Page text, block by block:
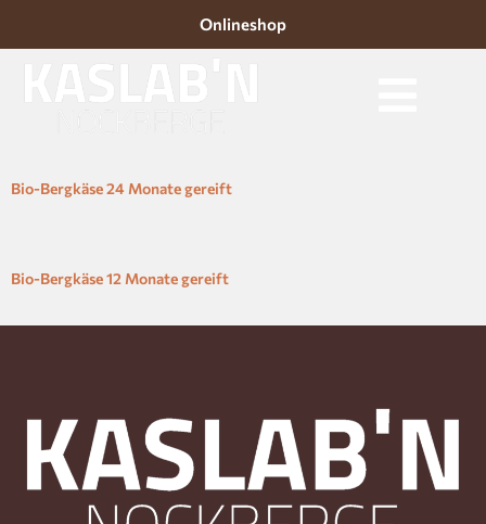
Onlineshop
Bio-Bergkäse 24 Monate gereift
Bio-Bergkäse 12 Monate gereift